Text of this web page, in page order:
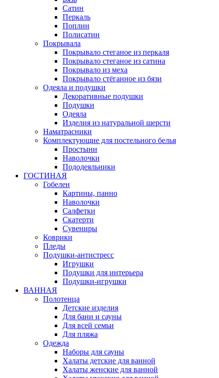
Сатин
Перкаль
Поплин
Полисатин
Покрывала
Покрывало стеганое из перкаля
Покрывало стеганое из сатина
Покрывало из меха
Покрывало стёганное из бязи
Одеяла и подушки
Декоративные подушки
Подушки
Одеяла
Изделия из натуральной шерсти
Наматраcники
Комплектующие для постельного белья
Простыни
Наволочки
Пододеяльники
ГОСТИНАЯ
Гобелен
Картины, панно
Наволочки
Салфетки
Скатерти
Сувениры
Коврики
Пледы
Подушки-антистресс
Игрушки
Подушки для интерьера
Подушки-игрушки
ВАННАЯ
Полотенца
Детские изделия
Для бани и сауны
Для всей семьи
Для пляжа
Одежда
Наборы для сауны
Халаты детские для ванной
Халаты женские для ванной